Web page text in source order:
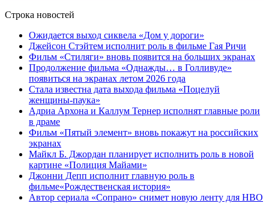
Строка новостей
Ожидается выход сиквела «Дом у дороги»
Джейсон Стэйтем исполнит роль в фильме Гая Ричи
Фильм «Стиляги» вновь появится на больших экранах
Продолжение фильма «Однажды… в Голливуде»
появиться на экранах летом 2026 года
Стала известна дата выхода фильма «Поцелуй
женщины-паука»
Адриа Архона и Каллум Тернер исполнят главные роли
в драме
Фильм «Пятый элемент» вновь покажут на российских
экранах
Майкл Б. Джордан планирует исполнить роль в новой
картине «Полиция Майами»
Джонни Депп исполнит главную роль в
фильме«Рождественская история»
Автор сериала «Сопрано» снимет новую ленту для HBO